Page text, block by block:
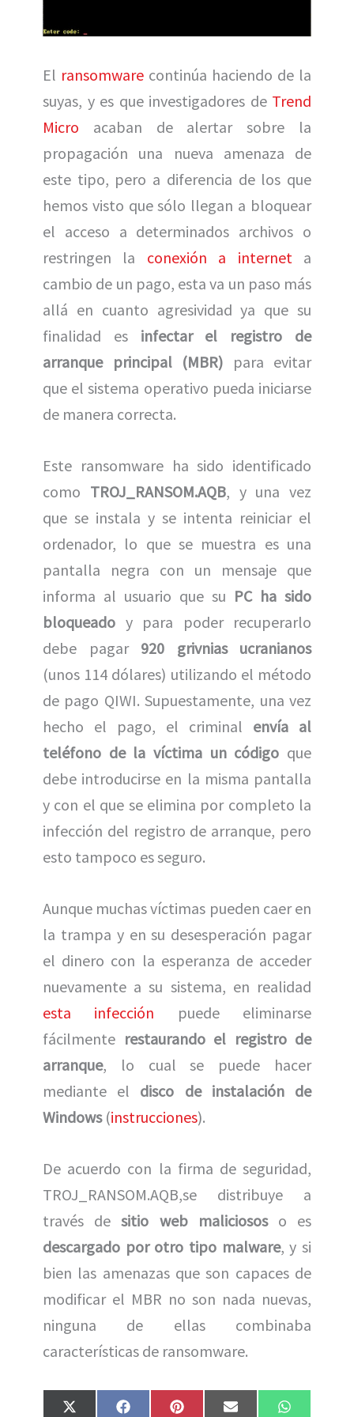
El ransomware continúa haciendo de la
suyas, y es que investigadores de Trend
Micro acaban de alertar sobre la
propagación una nueva amenaza de
este tipo, pero a diferencia de los que
hemos visto que sólo llegan a bloquear
el acceso a determinados archivos o
restringen la conexión a interneta
cambio de un pago, esta va un paso más
allá en cuanto agresividad ya que su
finalidad es infectar el registro de
arranque principal (MBR) para evitar
que el sistema operativo pueda iniciarse
de manera correcta.
Este ransomware ha sido identificado
como TROJ_RANSOM.AQB, y una vez
que se instala y se intenta reiniciar el
ordenador, lo que se muestra es una
pantalla negra con un mensaje que
informa al usuario que su PC ha sido
bloqueado y para poder recuperarlo
debe pagar 920 grivnias ucranianos
(unos 114 dólares) utilizando el método
de pago QIWI. Supuestamente, una vez
hecho el pago, el criminal envía al
teléfono de la víctima un código que
debe introducirse en la misma pantalla
y con el que se elimina por completo la
infección del registro de arranque, pero
esto tampoco es seguro.
Aunque muchas víctimas pueden caer en
la trampa y en su desesperación pagar
el dinero con la esperanza de acceder
nuevamente a su sistema, en realidad
esta infección puede eliminarse
fácilmente restaurando el registro de
arranque, lo cual se puede hacer
mediante el disco de instalación de
Windows(instrucciones).
De acuerdo con la firma de seguridad,
TROJ_RANSOM.AQB,se distribuye a
través desitio web maliciososo es
descargado por otro tipo malware, y si
bien las amenazas que son capaces de
modificar el MBR no son nada nuevas,
ninguna de ellas combinaba
características de ransomware.
Compartir
X
Compartir
F
Compartir
P
Compartir
E
Compartir
W